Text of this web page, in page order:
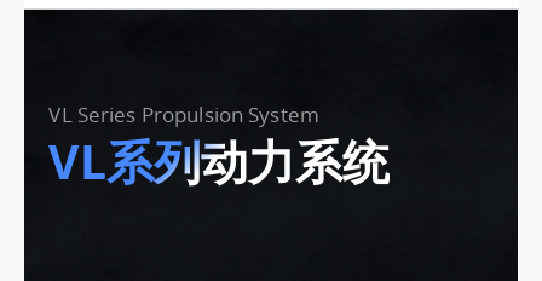
VL Series Propulsion System
VL系列动力系统